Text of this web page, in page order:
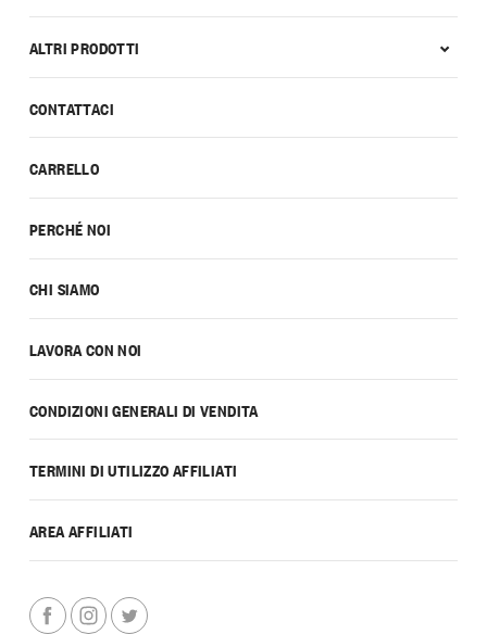
CONTATTACI
CARRELLO
PERCHÉ NOI
CHI SIAMO
LAVORA CON NOI
CONDIZIONI GENERALI DI VENDITA
TERMINI DI UTILIZZO AFFILIATI
AREA AFFILIATI
ALTRI PRODOTTI